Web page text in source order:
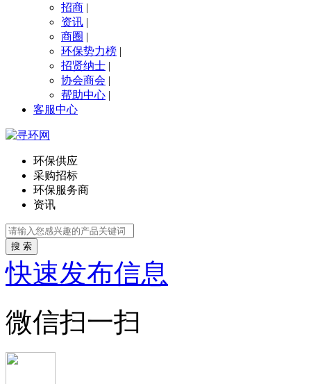
招商 |
资讯 |
商圈 |
环保势力榜 |
招贤纳士 |
协会商会 |
帮助中心 |
客服中心
环保供应
采购招标
环保服务商
资讯
搜 索
快速发布信息
微信扫一扫